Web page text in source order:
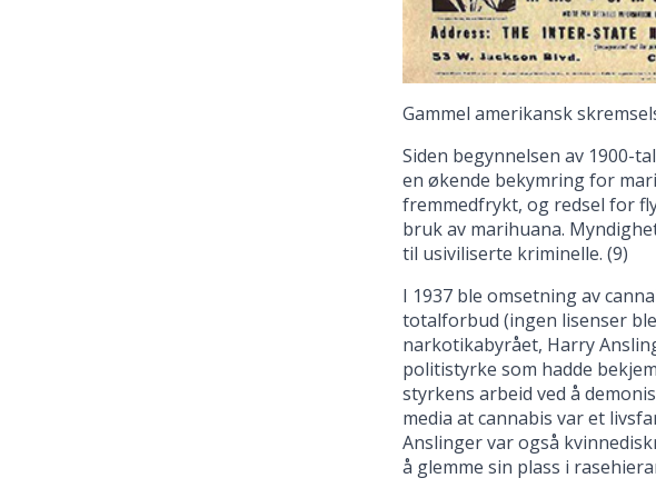
Gammel amerikansk
Siden begynnelsen av 1900-
en økende bekymring for
fremmedfrykt, og redsel for
bruk av marihuana.
til usiviliserte kriminelle. (9)
I 1937 ble omsetning av
totalforbud (ingen lisenser
narkotikabyrået, Harry
politistyrke som hadde
styrkens arbeid ved å
media at cannabis var et
Anslinger var også
å glemme sin plass i